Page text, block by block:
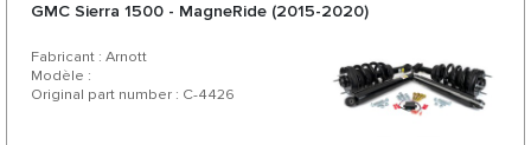
GMC Sierra 1500 - MagneRide (2015-2020)
Fabricant : Arnott
Modèle :
Original part number : C-4426